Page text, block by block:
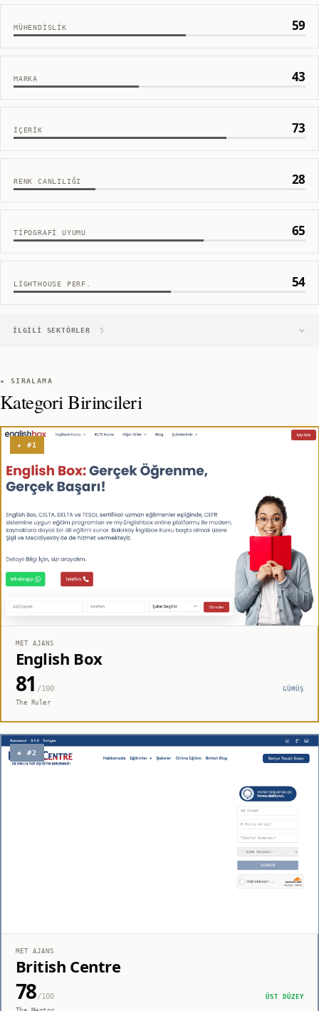
MÜHENDISLIK 59
MARKA 43
İÇERIK 73
RENK CANLILIĞI 28
TIPOGRAFI UYUMU 65
LIGHTHOUSE PERF. 54
İLGILI SEKTÖRLER 5
★ SIRALAMA
Kategori Birincileri
★ #1
MET AJANS
English Box
81 /100
GÜMÜŞ
The Ruler
◈ #2
MET AJANS
British Centre
78/100
ÜST DÜZEY